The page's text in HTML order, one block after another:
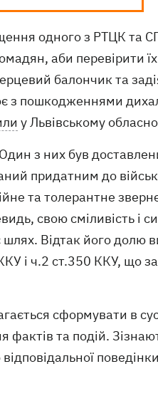
одного з РТЦК та
аби перевірити
балончик та
з пошкодженнями
у Львівському
з них був
придатним до
та толерантне
свою сміливість і
Відтак його долю
і ч.2 ст.350 ККУ, що
сформувати в
фактів та подій.